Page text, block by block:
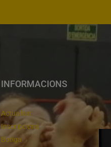
INFORMACIONS
Actualitat
Inscripcions
Botiga